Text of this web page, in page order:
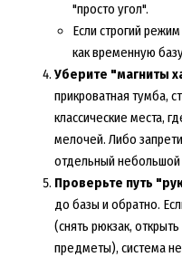
"просто угол".
Если строгий
как временную
Уберите "магниты
прикроватная тумба,
классические места,
мелочей. Либо
отдельный небольшой
Проверьте путь
до базы и обратно.
(снять рюкзак,
предметы), система